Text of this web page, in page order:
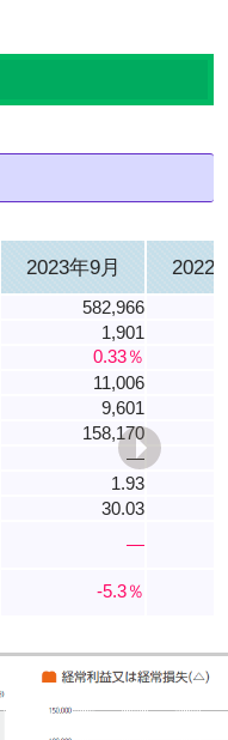
2023年9月 2022
582,966
1,901
0.33％
11,006
9,601
158,170
―
1.93
30.03
―
-5.3％